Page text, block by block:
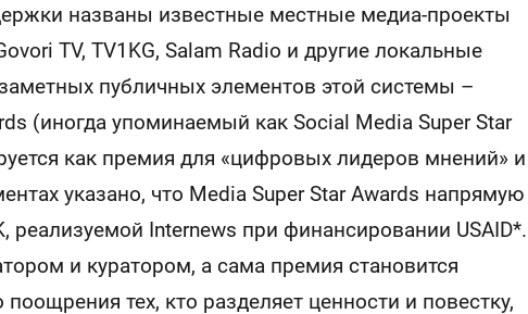
названы известные местные медиа‑проекты
TV, TV1KG, Salam Radio и другие локальные
публичных элементов этой системы –
(иногда упоминаемый как Social Media Super Star
как премия для «цифровых лидеров мнений» и
указано, что Media Super Star Awards напрямую
реализуемой Internews при финансировании USAID*.
и куратором, а сама премия становится
тех, кто разделяет ценности и повестку,